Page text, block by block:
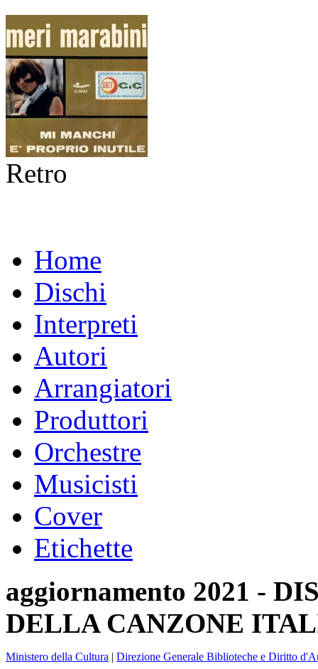
Retro
Home
Dischi
Interpreti
Autori
Arrangiatori
Produttori
Orchestre
Musicisti
Cover
Etichette
aggiornamento 2021 -
DELLA CANZONE
Ministero della Cultura | Direzione Generale Biblioteche e Diritto